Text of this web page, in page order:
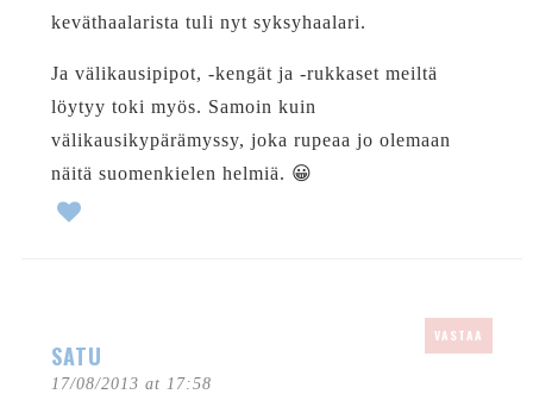
keväthaalarista tuli nyt syksyhaalari.
Ja välikausipipot, -kengät ja -rukkaset meiltä
löytyy toki myös. Samoin kuin
välikausikypärämyssy, joka rupeaa jo olemaan
näitä suomenkielen helmiä. 😀
SATU
17/08/2013 at 17:58
VASTAA